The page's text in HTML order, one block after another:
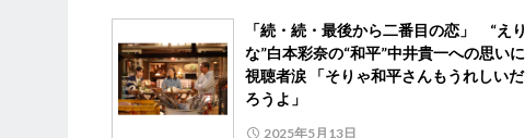
「続・続・最後から二番目の恋」 “えり
な”白本彩奈の“和平”中井貴一への思いに
視聴者涙 「そりゃ和平さんもうれしいだ
ろうよ」
2025年5月13日